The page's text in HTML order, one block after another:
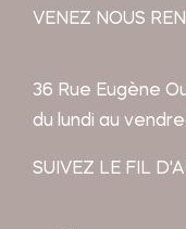
VENEZ NOUS
36 Rue Eugène
du lundi au
SUIVEZ LE FIL